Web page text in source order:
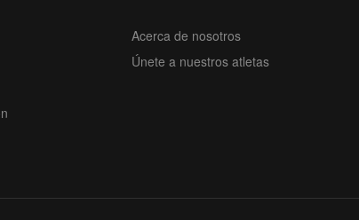
Acerca de nosotros
Únete a nuestros atletas